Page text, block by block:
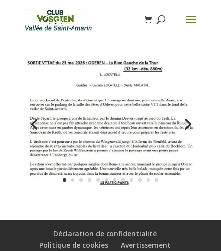
Déclaration de confidentialité
Politique de cookies
Avertissement